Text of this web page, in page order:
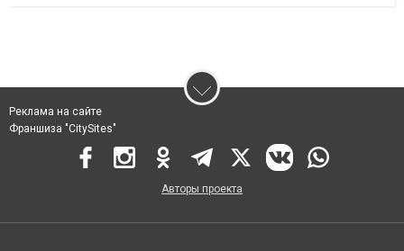
Реклама на сайте
Франшиза "CitySites"
Авторы проекта